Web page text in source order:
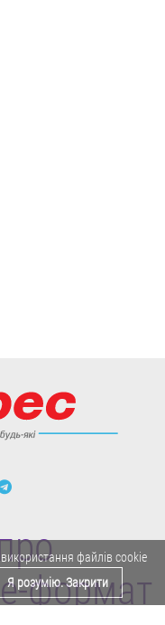
формат
файлів cookie
Я розумію. Закрити